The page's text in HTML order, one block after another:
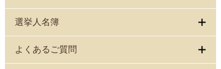
選挙人名簿
よくあるご質問